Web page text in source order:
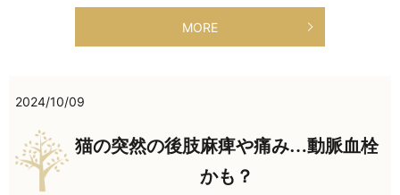
MORE
2024/10/09
猫の突然の後肢麻痺や痛み…動脈血栓
かも？